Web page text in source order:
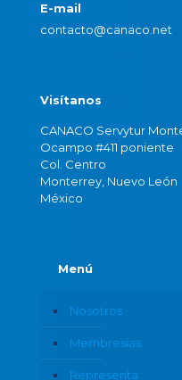
E-mail
contacto@canaco.net
Visítanos
CANACO Servytur
Ocampo #411 poniente
Col. Centro
Monterrey, Nuevo León
México
Menú
Nosotros
Membresías
Representa